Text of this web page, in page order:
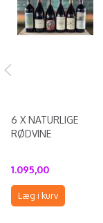
6 X NATURLIGE
RØDVINE
1.095,00
Læg i kurv